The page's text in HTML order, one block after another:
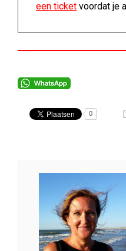
een ticket voordat je
0